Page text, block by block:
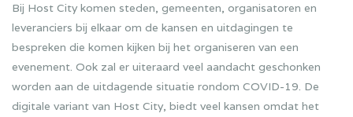
Bij Host City komen steden, gemeenten, organisatoren en
leveranciers bij elkaar om de kansen en uitdagingen te
bespreken die komen kijken bij het organiseren van een
evenement. Ook zal er uiteraard veel aandacht geschonken
worden aan de uitdagende situatie rondom COVID-19. De
digitale variant van Host City, biedt veel kansen omdat het